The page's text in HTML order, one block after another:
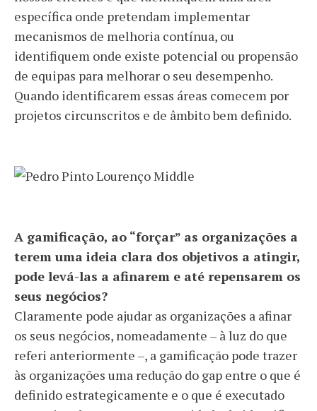
específica onde pretendam implementar
mecanismos de melhoria contínua, ou
identifiquem onde existe potencial ou propensão
de equipas para melhorar o seu desempenho.
Quando identificarem essas áreas comecem por
projetos circunscritos e de âmbito bem definido.
A gamificação, ao “forçar” as organizações a
terem uma ideia clara dos objetivos a atingir,
pode levá-las a afinarem e até repensarem os
seus negócios?
Claramente pode ajudar as organizações a afinar
os seus negócios, nomeadamente – à luz do que
referi anteriormente –, a gamificação pode trazer
às organizações uma redução do gap entre o que é
definido estrategicamente e o que é executado